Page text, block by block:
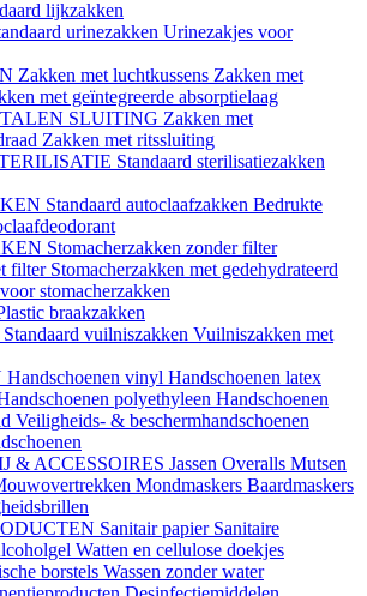
lijkzakken
urinezakken Urinezakjes voor
Zakken met luchtkussens Zakken met
met geïntegreerde absorptielaag
SLUITING Zakken met
Zakken met ritssluiting
Standaard sterilisatiezakken
Standaard autoclaafzakken Bedrukte
Stomacherzakken zonder filter
filter Stomacherzakken met gedehydrateerd
stomacherzakken
braakzakken
Standaard vuilniszakken Vuilniszakken met
Handschoenen vinyl Handschoenen latex
polyethyleen Handschoenen
Veiligheids- & beschermhandschoenen
& ACCESSOIRES Jassen Overalls Mutsen
Mondmaskers Baardmaskers
Sanitair papier Sanitaire
Watten en cellulose doekjes
borstels Wassen zonder water